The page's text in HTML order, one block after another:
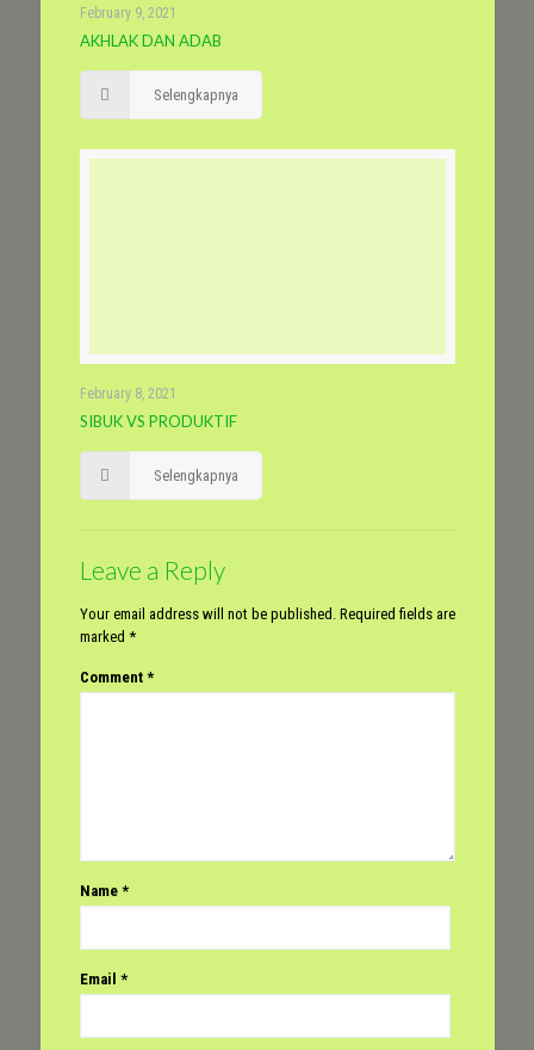
February 9, 2021
AKHLAK DAN ADAB
Selengkapnya
February 8, 2021
SIBUK VS PRODUKTIF
Selengkapnya
Leave a Reply
Your email address will not be published. Required fields are
marked *
Comment *
Name *
Email *